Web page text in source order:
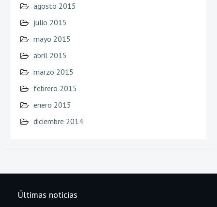
agosto 2015
julio 2015
mayo 2015
abril 2015
marzo 2015
febrero 2015
enero 2015
diciembre 2014
Últimas noticias